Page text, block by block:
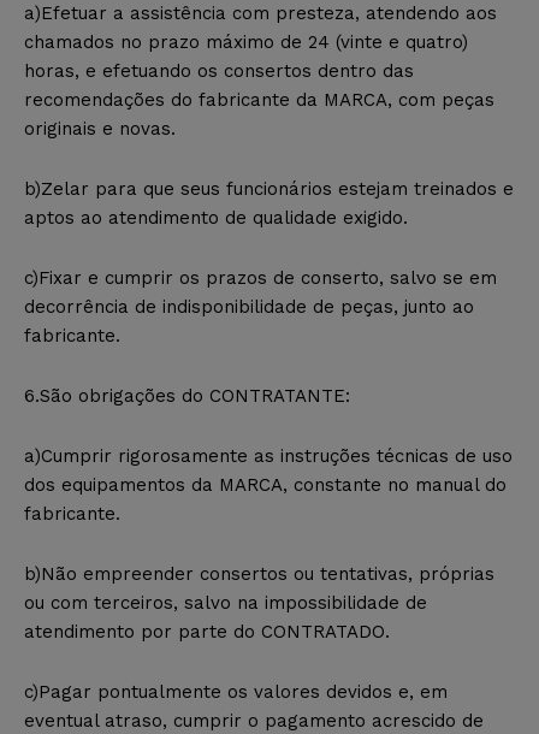
a)Efetuar a assistência com presteza, atendendo aos
chamados no prazo máximo de 24 (vinte e quatro)
horas, e efetuando os consertos dentro das
recomendações do fabricante da MARCA, com peças
originais e novas.
b)Zelar para que seus funcionários estejam treinados e
aptos ao atendimento de qualidade exigido.
c)Fixar e cumprir os prazos de conserto, salvo se em
decorrência de indisponibilidade de peças, junto ao
fabricante.
6.São obrigações do CONTRATANTE:
a)Cumprir rigorosamente as instruções técnicas de uso
dos equipamentos da MARCA, constante no manual do
fabricante.
b)Não empreender consertos ou tentativas, próprias
ou com terceiros, salvo na impossibilidade de
atendimento por parte do CONTRATADO.
c)Pagar pontualmente os valores devidos e, em
eventual atraso, cumprir o pagamento acrescido de